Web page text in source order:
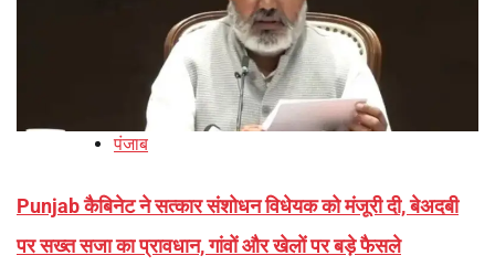
पंजाब
Punjab कैबिनेट ने सत्कार संशोधन विधेयक को मंजूरी दी, बेअदबी
पर सख्त सजा का प्रावधान, गांवों और खेलों पर बड़े फैसले